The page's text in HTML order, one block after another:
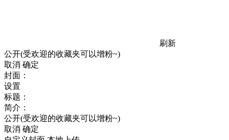
刷新
公开(受欢迎的收藏夹可以增粉~)
取消 确定
封面：
设置
标题：
简介：
公开(受欢迎的收藏夹可以增粉~)
取消 确定